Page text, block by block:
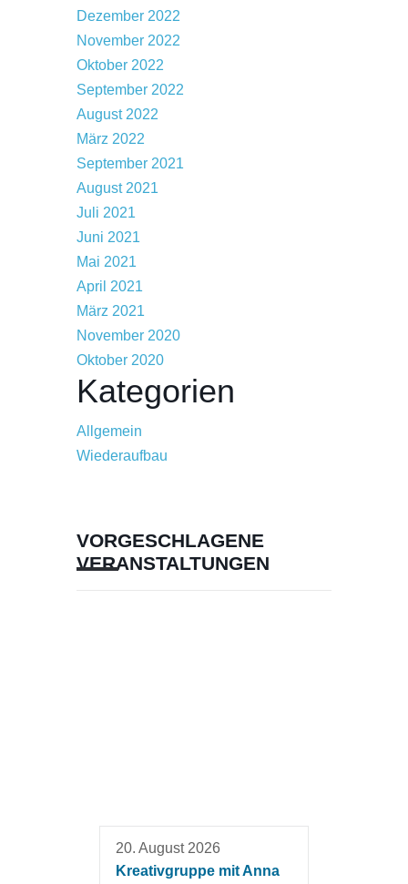
Dezember 2022
November 2022
Oktober 2022
September 2022
August 2022
März 2022
September 2021
August 2021
Juli 2021
Juni 2021
Mai 2021
April 2021
März 2021
November 2020
Oktober 2020
Kategorien
Allgemein
Wiederaufbau
VORGESCHLAGENE
VERANSTALTUNGEN
20. August 2026
Kreativgruppe mit Anna